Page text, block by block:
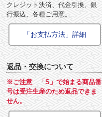
クレジット決済、代金引換、銀
行振込、各種ご用意。
「お支払方法」詳細
返品・交換について
※ご注意 「S」で始まる商品番
号は受注生産のため返品できま
せん。